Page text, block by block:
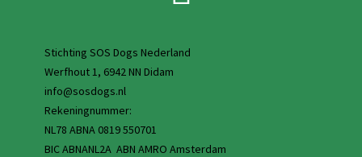
Stichting SOS Dogs Nederland
Werfhout 1, 6942 NN Didam
info@sosdogs.nl
Rekeningnummer:
NL78 ABNA 0819 550701
BIC ABNANL2A ABN AMRO Amsterdam